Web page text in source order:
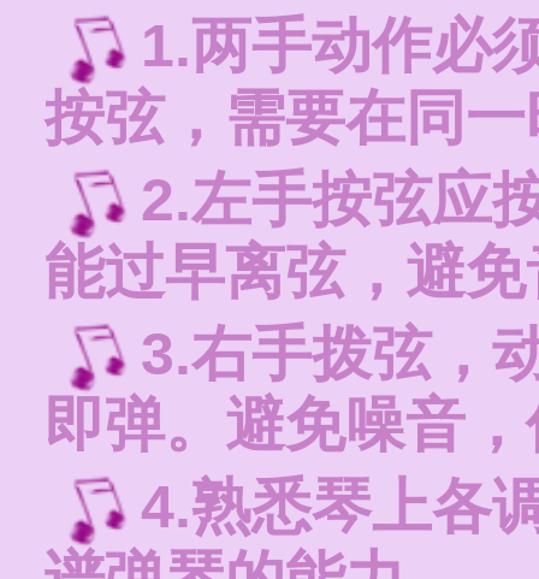
1.两手动作必
按弦，需要在同
2.左手按弦应
能过早离弦，避
3.右手拨弦，
即弹。避免噪音
4.熟悉琴上各